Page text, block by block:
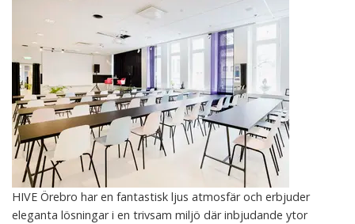
HIVE Örebro har en fantastisk ljus atmosfär och erbjuder
eleganta lösningar i en trivsam miljö där inbjudande ytor